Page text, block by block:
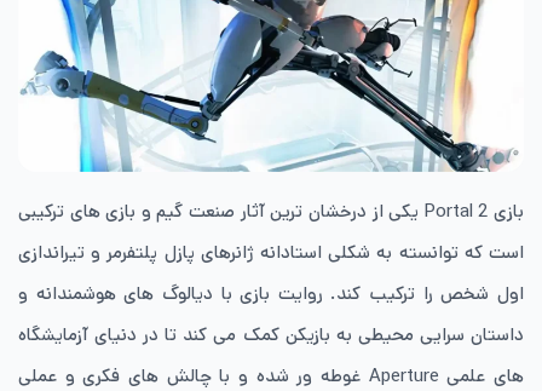
بازی Portal 2 یکی از درخشان ترین آثار صنعت گیم و بازی های ترکیبی
است که توانسته به شکلی استادانه ژانرهای پازل پلتفرمر و تیراندازی
اول شخص را ترکیب کند. روایت بازی با دیالوگ های هوشمندانه و
داستان سرایی محیطی به بازیکن کمک می کند تا در دنیای آزمایشگاه
های علمی Aperture غوطه ور شده و با چالش های فکری و عملی